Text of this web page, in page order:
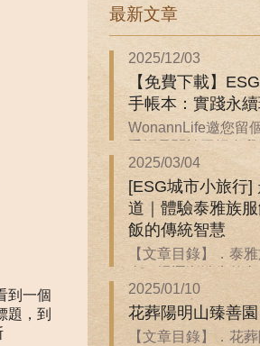
到一個
題，到
最新文章
2025/12/03
【免費下載】
手帳本：實踐永
WonannLife邀您留
手帳是關於回歸自我
2025/03/04
[ESG城市小旅行]
道｜體驗泰雅族
飯的傳統智慧
【文章目錄】．泰
來一場逐漸消失的文
2025/01/10
花葬陽明山臻善
【文章目錄】．花